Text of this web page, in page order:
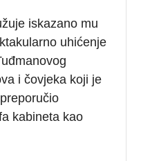
iskazano mu
uhićenje
i čovjeka koji je
kabineta kao